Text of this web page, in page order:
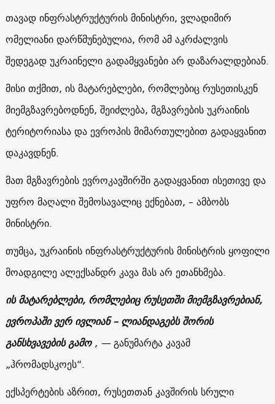
თავად ინფრასტრუქტურის მინისტრი, ვლადიმირ
ომელიანი დარწმუნებულია, რომ ამ აკრძალვის
შედეგად უკრაინელი გადამყვანები არ დაზარალდებიან.
მისი თქმით, ის მატარებლები, რომლებიც რუსეთისკენ
მიემგზავრებოდნენ, შეიძლება, მგზავრების უკრაინის
ტერიტორიასა და ევროპის მიმართულებით გადაყვანით
დაკავდნენ.
მათ მგზავრების ევროკავშირში გადაყვანით ისეთივე და
უფრო მაღალი შემოსავალიც ექნებათ, – ამბობს
მინისტრი.
თუმცა, უკრაინის ინფრასტრუქტურის მინისტრის ყოფილი
მოადგილე ალექსანდრ კავა მას არ ეთანხმება.
ის მატარებლები, რომლებიც რუსეთში მიემგზავრებიან,
ევროპაში ვერ ივლიან – ლიანდაგებს შორის
განსხვავების გამო, —განუმარტა კავამ
„ჰრომადსკოეს“.
ექსპერტების აზრით, რუსეთთან კავშირის სრული